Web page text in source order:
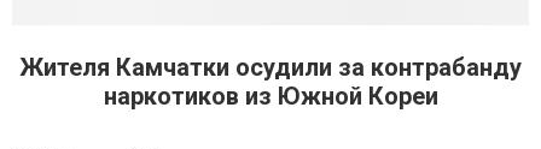
Жителя Камчатки осудили за контрабанду
наркотиков из Южной Кореи